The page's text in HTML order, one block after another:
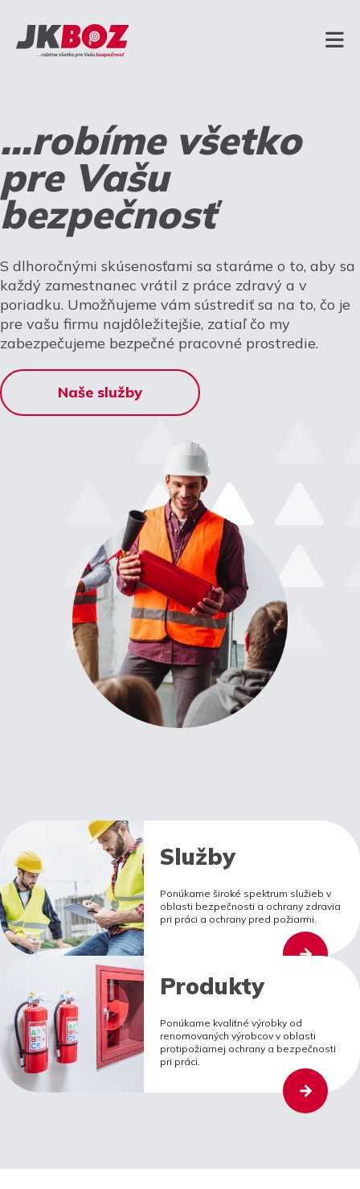
...robíme všetko
pre Vašu
bezpečnosť
S dlhoročnými skúsenosťami sa staráme o to, aby sa
každý zamestnanec vrátil z práce zdravý a v
poriadku. Umožňujeme vám sústrediť sa na to, čo je
pre vašu firmu najdôležitejšie, zatiaľ čo my
zabezpečujeme bezpečné pracovné prostredie.
Naše služby
Služby
Ponúkame široké spektrum služieb v
oblasti bezpečnosti a ochrany zdravia
pri práci a ochrany pred požiarmi.
Produkty
Ponúkame kvalitné výrobky od
renomovaných výrobcov v oblasti
protipožiarnej ochrany a bezpečnosti
pri práci.